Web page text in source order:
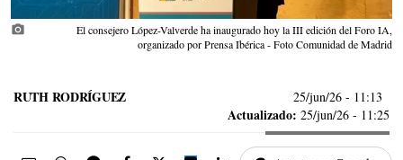
photo_camera
El consejero López-Valverde ha inaugurado hoy la III edición del Foro IA,
organizado por Prensa Ibérica - Foto Comunidad de Madrid
RUTH RODRÍGUEZ 25/jun/26 - 11:13
Actualizado: 25/jun/26 - 11:25